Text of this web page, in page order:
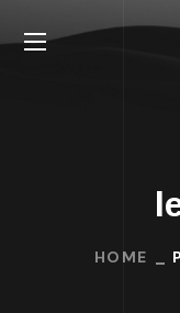
HOME